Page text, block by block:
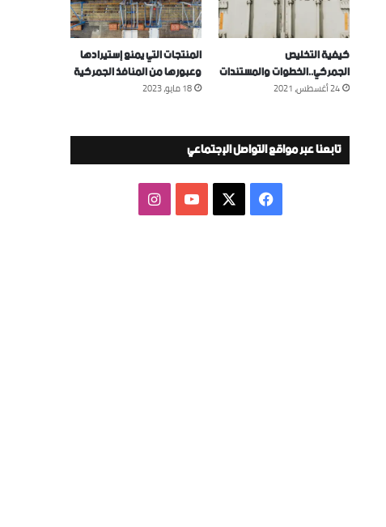
كيفية التخليص
الجمركي..الخطوات والمستندات
24 أغسطس، 2021
المنتجات التي يمنع إستيرادها
وعبورها من المنافذ الجمركية
18 مايو، 2023
تابعنا عبر مواقع التواصل الإجتماعي
فيسبوك ‫YouTubeانستقرام